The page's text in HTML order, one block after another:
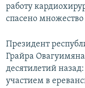
работу
спасено
Президент
Грайра
десятилетий
участием в